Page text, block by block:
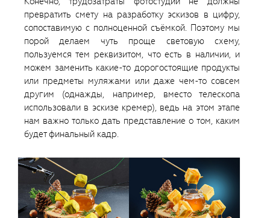
превратить смету на разработку эскизов в цифру,
сопоставимую с полноценной съëмкой. Поэтому мы
порой делаем чуть проще световую схему,
пользуемся тем реквизитом, что есть в наличии, и
можем заменить какие-то дорогостоящие продукты
или предметы муляжами или даже чем-то совсем
другим (однажды, например, вместо телескопа
использовали в эскизе кремер), ведь на этом этапе
нам важно только дать представление о том, каким
будет финальный кадр.